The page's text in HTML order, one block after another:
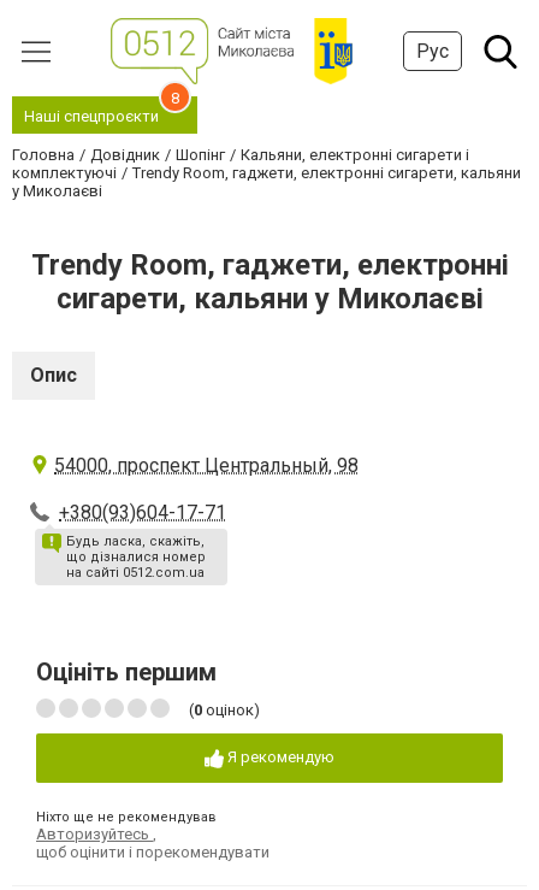
Рус
Наші спецпроєкти
8
Головна Довідник Шопінг
Кальяни, електронні сигарети і
комплектуючі
Trendy Room, гаджети, електронні сигарети, кальяни
у Миколаєві
Trendy Room, гаджети, електронні
сигарети, кальяни у Миколаєві
Опис
54000, проспект Центральный, 98
+380(93)604-17-71
Будь ласка, скажіть,
що дізналися номер
на сайті 0512.com.ua
Оцініть першим
(0 оцінок)
Я рекомендую
Ніхто ще не рекомендував
Авторизуйтесь
щоб оцінити і порекомендувати